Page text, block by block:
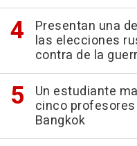
Presentan una
las elecciones
contra de la
Un estudiante
cinco
Bangkok